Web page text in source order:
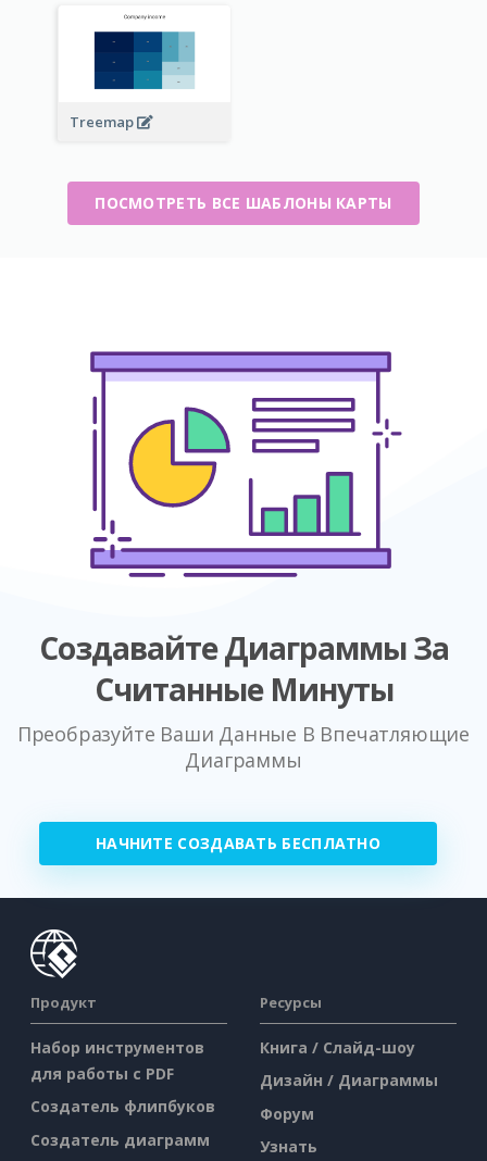
Treemap
ПОСМОТРЕТЬ ВСЕ ШАБЛОНЫ КАРТЫ
Создавайте Диаграммы За
Считанные Минуты
Преобразуйте Ваши Данные В Впечатляющие
Диаграммы
НАЧНИТЕ СОЗДАВАТЬ БЕСПЛАТНО
Продукт
Набор инструментов
для работы с PDF
Создатель флипбуков
Создатель диаграмм
Ресурсы
Книга / Слайд-шоу
Дизайн / Диаграммы
Форум
Узнать